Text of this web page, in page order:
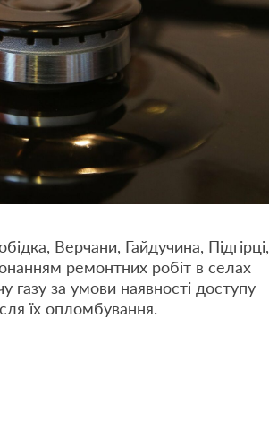
Верчани, Гайдучина, Підгірці,
ремонтних робіт в селах
газу за умови наявності доступу
їх опломбування.